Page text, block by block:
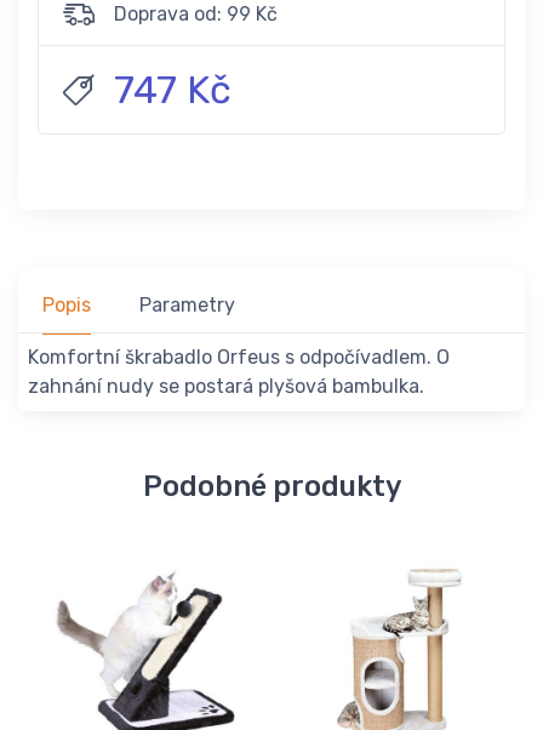
Doprava od: 99 Kč
747 Kč
Popis Parametry
Komfortní škrabadlo Orfeus s odpočívadlem. O
zahnání nudy se postará plyšová bambulka.
Podobné produkty